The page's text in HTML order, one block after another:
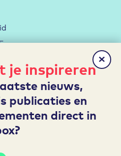
je inspireren
nieuws,
publicaties en
direct in